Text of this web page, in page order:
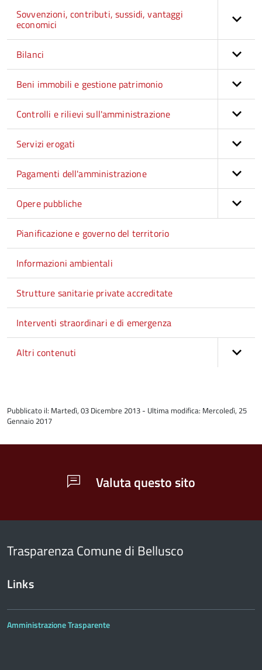
Sovvenzioni, contributi, sussidi, vantaggi
economici
Bilanci
Beni immobili e gestione patrimonio
Controlli e rilievi sull'amministrazione
Servizi erogati
Pagamenti dell'amministrazione
Opere pubbliche
Pianificazione e governo del territorio
Informazioni ambientali
Strutture sanitarie private accreditate
Interventi straordinari e di emergenza
Altri contenuti
del
contenuto
Pubblicato il: Martedì, 03 Dicembre 2013 - Ultima modifica: Mercoledì, 25
Gennaio 2017
Valuta questo sito
Trasparenza Comune di Bellusco
Links
Amministrazione Trasparente